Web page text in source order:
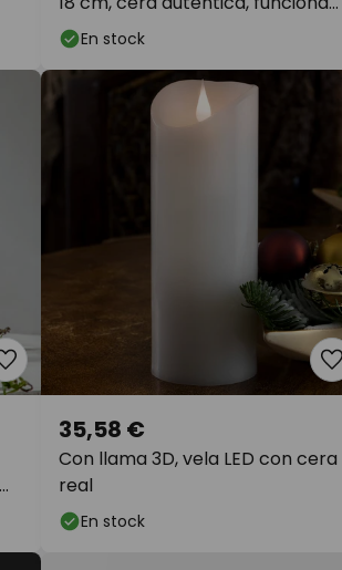
con pilas
En stock
Con llama 3D, vela LED con cera
real
35,58 €
En stock